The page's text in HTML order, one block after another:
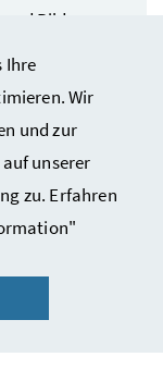
Ihre
Wir
und zur
unserer
zu. Erfahren
Bildung